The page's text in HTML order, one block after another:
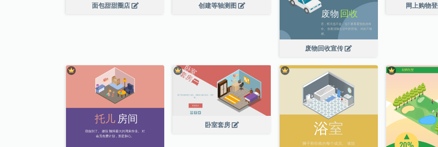
面包甜甜圈店 创建等轴测图
废物回收宣传
网上购物
卧室套房